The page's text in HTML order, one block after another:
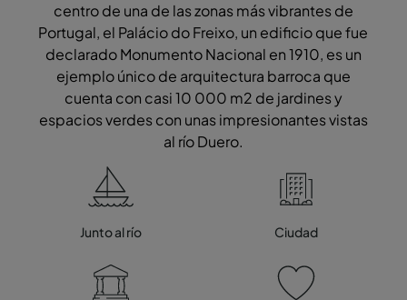
centro de una de las zonas más vibrantes de
Portugal, el Palácio do Freixo, un edificio que fue
declarado Monumento Nacional en 1910, es un
ejemplo único de arquitectura barroca que
cuenta con casi 10 000 m2 de jardines y
espacios verdes con unas impresionantes vistas
al río Duero.
Junto al río Ciudad